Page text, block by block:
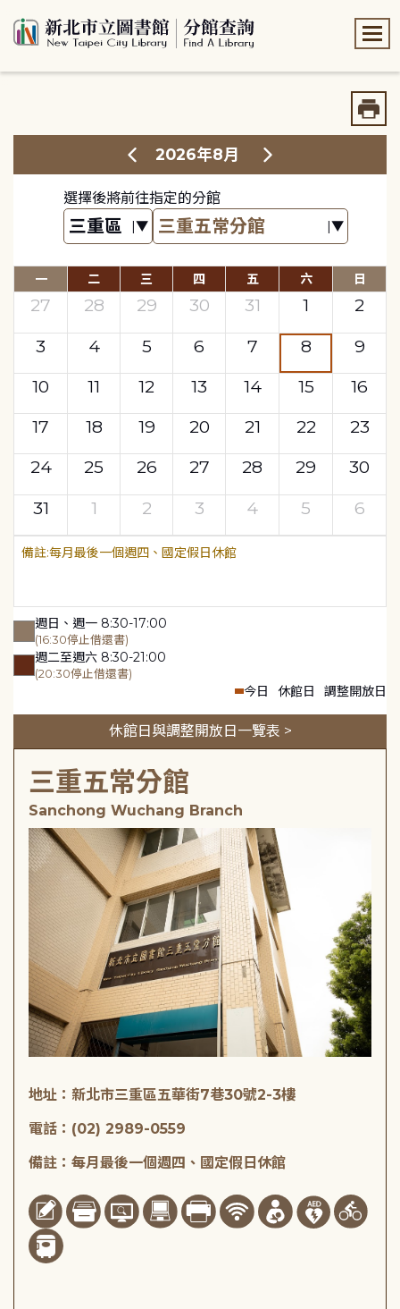
2026年8月
選擇後將前往指定的分館
一 二 三 四 五 六 日
27 28 29 30 31 1
2
3
4 5 6 7 8
9
10
11 12 13 14 15
16
17
18 19 20 21 22
23
24
25 26 27 28 29
30
31
1 2 3 4 5 6
每月最後一個週四、國定假日休館
週日、週一 8:30-17:00
(16:30停止借還書)
週二至週六 8:30-21:00
(20:30停止借還書)
今日 休館日 調整開放日
休館日與調整開放日一覽表 >
三重五常分館
Sanchong Wuchang Branch
地址：新北市三重區五華街7巷30號2-3樓
電話：(02) 2989-0559
備註：每月最後一個週四、國定假日休館